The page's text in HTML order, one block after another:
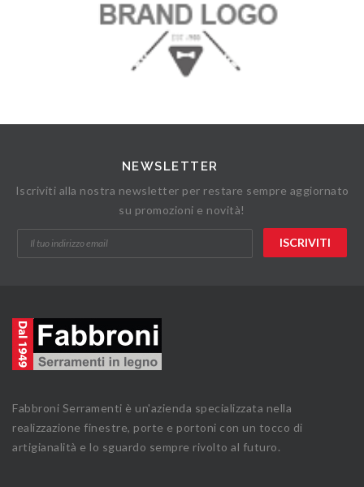
NEWSLETTER
Iscriviti alla nostra newsletter per restare sempre aggiornato
su promozioni e novità!
Fabbroni Serramenti è un'azienda specializzata nella
realizzazione finestre, porte e portoni con un tocco di
artigianalità e lo sguardo sempre rivolto al futuro.